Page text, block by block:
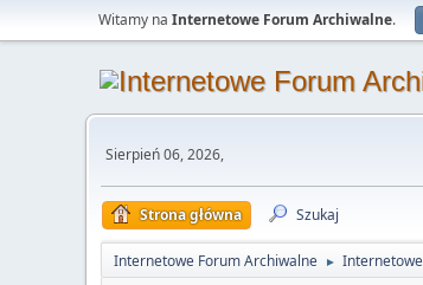
Witamy na Internetowe Forum Archiwalne.
Sierpień 06, 2026,
Strona główna Szukaj
Internetowe Forum Archiwalne ►